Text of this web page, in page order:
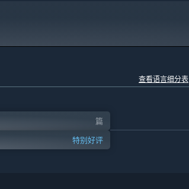
查看语言细分表
篇
特别好评